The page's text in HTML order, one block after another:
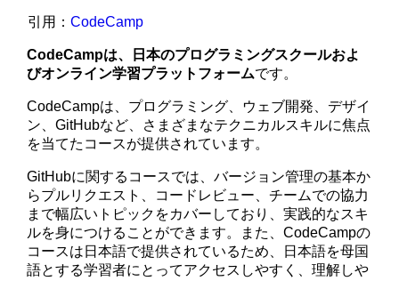
引用： CodeCamp
CodeCampは、日本のプログラミングスクールおよ
びオンライン学習プラットフォームです。
CodeCampは、プログラミング、ウェブ開発、デザイ
ン、GitHubなど、さまざまなテクニカルスキルに焦点
を当てたコースが提供されています。
GitHubに関するコースでは、バージョン管理の基本か
らプルリクエスト、コードレビュー、チームでの協力
まで幅広いトピックをカバーしており、実践的なスキ
ルを身につけることができます。また、CodeCampの
コースは日本語で提供されているため、日本語を母国
語とする学習者にとってアクセスしやすく、理解しや